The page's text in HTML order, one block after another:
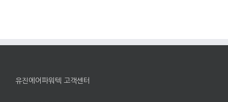
유진에어파워텍 고객센터